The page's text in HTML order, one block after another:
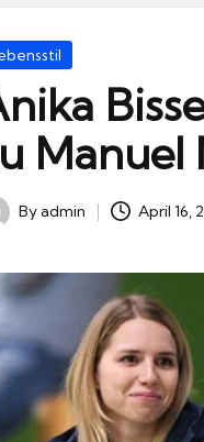
Manuel
Byadmin April 16,